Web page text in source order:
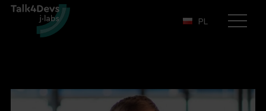
PL
Otwórz